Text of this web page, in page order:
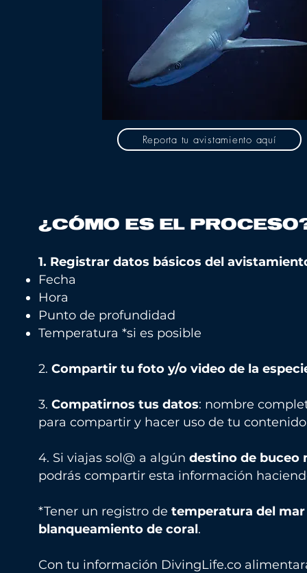
Reporta tu avistamiento aquí
¿CÓMO ES EL
1. Registrar datos básicos del
Fecha
Hora
Punto de profundidad
Temperatura *si es posible
2. Compartir tu foto y/o video de la
3. Compatirnos tus datos: nombre
para compartir y hacer uso de tu
4. Si viajas sol@ a algún destino de buceo
podrás compartir esta información
*Tener un registro de temperatura del mar
blanqueamiento de coral.
Con tu información DivingLife.co